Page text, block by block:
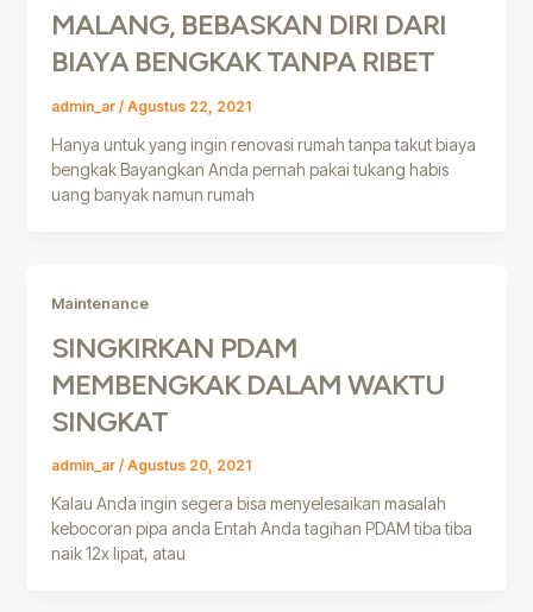
MALANG, BEBASKAN DIRI DARI
BIAYA BENGKAK TANPA RIBET
admin_ar / Agustus 22, 2021
Hanya untuk yang ingin renovasi rumah tanpa takut biaya
bengkak Bayangkan Anda pernah pakai tukang habis
uang banyak namun rumah
Maintenance
SINGKIRKAN PDAM
MEMBENGKAK DALAM WAKTU
SINGKAT
admin_ar / Agustus 20, 2021
Kalau Anda ingin segera bisa menyelesaikan masalah
kebocoran pipa anda Entah Anda tagihan PDAM tiba tiba
naik 12x lipat, atau